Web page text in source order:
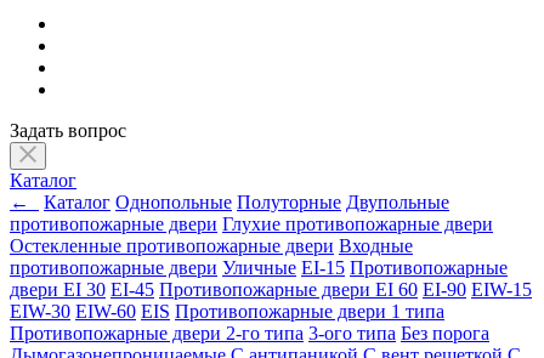
Задать вопрос
Каталог
←
Каталог Однопольные Полуторные Двупольные
противопожарные двери Глухие противопожарные двери
Остекленные противопожарные двери Входные
противопожарные двери Уличные EI-15 Противопожарные
двери EI 30 EI-45 Противопожарные двери EI 60 EI-90 EIW-15
EIW-30 EIW-60 EIS Противопожарные двери 1 типа
Противопожарные двери 2-го типа 3-ого типа Без порога